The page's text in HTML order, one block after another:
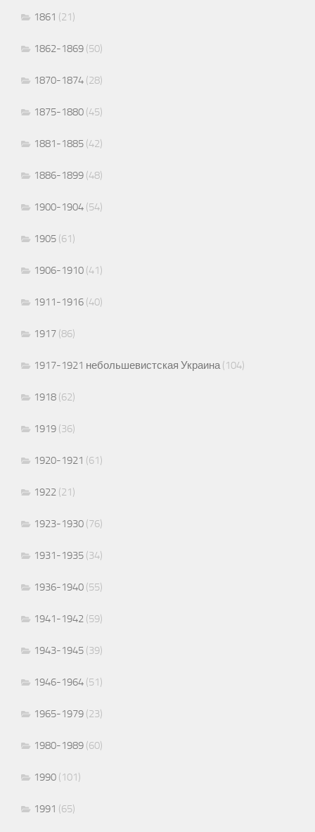
1861 (21)
1862-1869 (50)
1870-1874 (28)
1875-1880 (45)
1881-1885 (42)
1886-1899 (48)
1900-1904 (54)
1905 (61)
1906-1910 (41)
1911-1916 (40)
1917 (86)
1917-1921 небольшевистская Украина(104)
1918 (62)
1919 (36)
1920-1921 (61)
1922 (21)
1923-1930 (76)
1931-1935 (34)
1936-1940 (55)
1941-1942 (59)
1943-1945 (39)
1946-1964 (51)
1965-1979 (23)
1980-1989 (60)
1990 (101)
1991 (65)